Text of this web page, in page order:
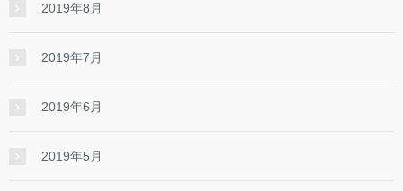
2019年8月
2019年7月
2019年6月
2019年5月